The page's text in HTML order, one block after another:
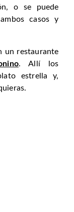
o se puede
casos y
un restaurante
. Allí los
estrella y,